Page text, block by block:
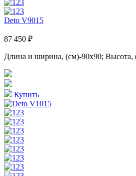
Deto V9015
87 450 ₽
Длина и ширина, (см)-90x90; Высота,
Купить